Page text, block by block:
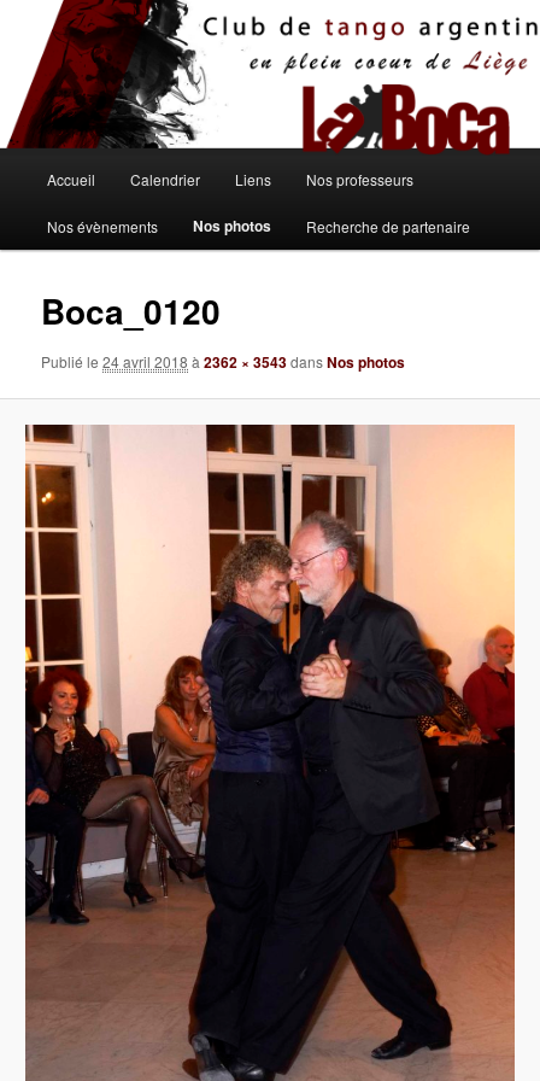
contenu
principal
principal
Accueil Calendrier Liens Nos professeurs
Nos évènements Nos photos Recherche de partenaire
Boca_0120
Publié le24 avril 2018 à2362 × 3543dansNos photos